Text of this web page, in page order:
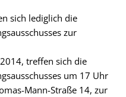
sich lediglich die
zur
treffen sich die
um 17 Uhr
Mann-Straße 14, zur